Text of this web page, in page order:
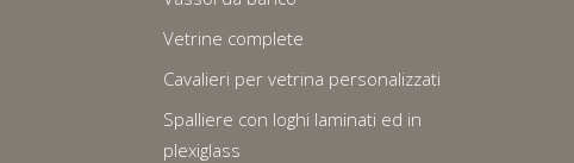
Vetrine complete
Cavalieri per vetrina personalizzati
Spalliere con loghi laminati ed in
plexiglass